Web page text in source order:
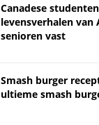
Canadese
levensverhalen van
senioren vast
Smash burger
ultieme smash